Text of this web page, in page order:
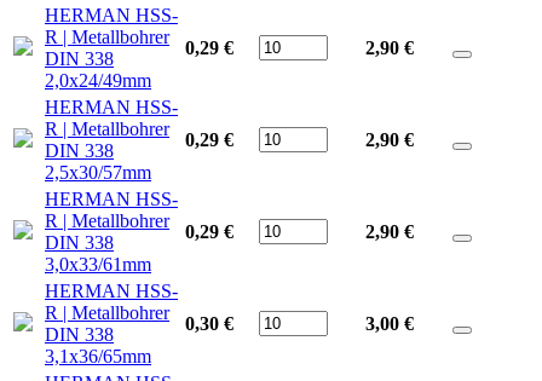
HERMAN HSS-
R | Metallbohrer
DIN 338
2,0x24/49mm
0,29 € 2,90 €
HERMAN HSS-
R | Metallbohrer
DIN 338
2,5x30/57mm
0,29 € 2,90 €
HERMAN HSS-
R | Metallbohrer
DIN 338
3,0x33/61mm
0,29 € 2,90 €
HERMAN HSS-
R | Metallbohrer
DIN 338
3,1x36/65mm
0,30 € 3,00 €